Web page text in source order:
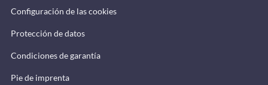
Configuración de las cookies
Protección de datos
Condiciones de garantía
Pie de imprenta